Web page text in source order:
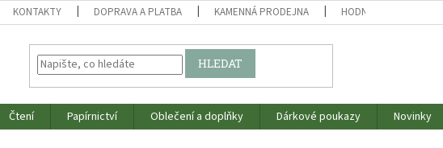
KONTAKTY DOPRAVA A PLATBA KAMENNÁ PRODEJNA HODNOCENÍ OBCHODU
HLEDAT
Čtení Papírnictví Oblečení a doplňky Dárkové poukazy Novinky